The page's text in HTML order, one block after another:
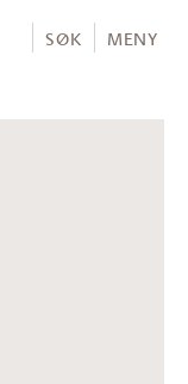
SØK MENY